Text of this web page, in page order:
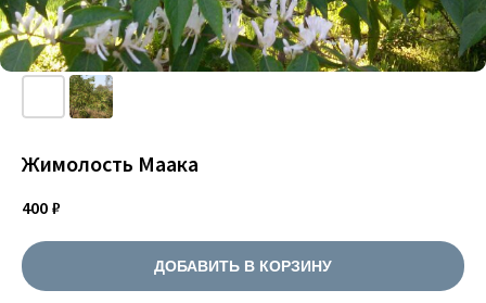
Жимолость Маака
400 ₽
ДОБАВИТЬ В КОРЗИНУ